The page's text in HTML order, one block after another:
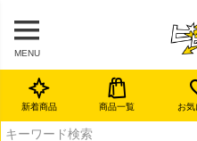
MENU
新着商品 商品一覧 お気